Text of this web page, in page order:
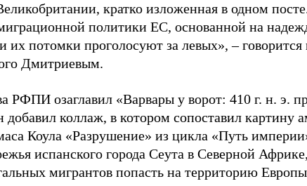
кратко изложенная в одном
политики ЕС, основанной на
их потомки проголосуют за левых», – говорится
Дмитриевым.
РФПИ озаглавил «Варвары у ворот: 410 г. н. э.
коллаж, в котором сопоставил картину
Коула «Разрушение» из цикла «Путь
испанского города Сеута в Северной
мигрантов попасть на территорию